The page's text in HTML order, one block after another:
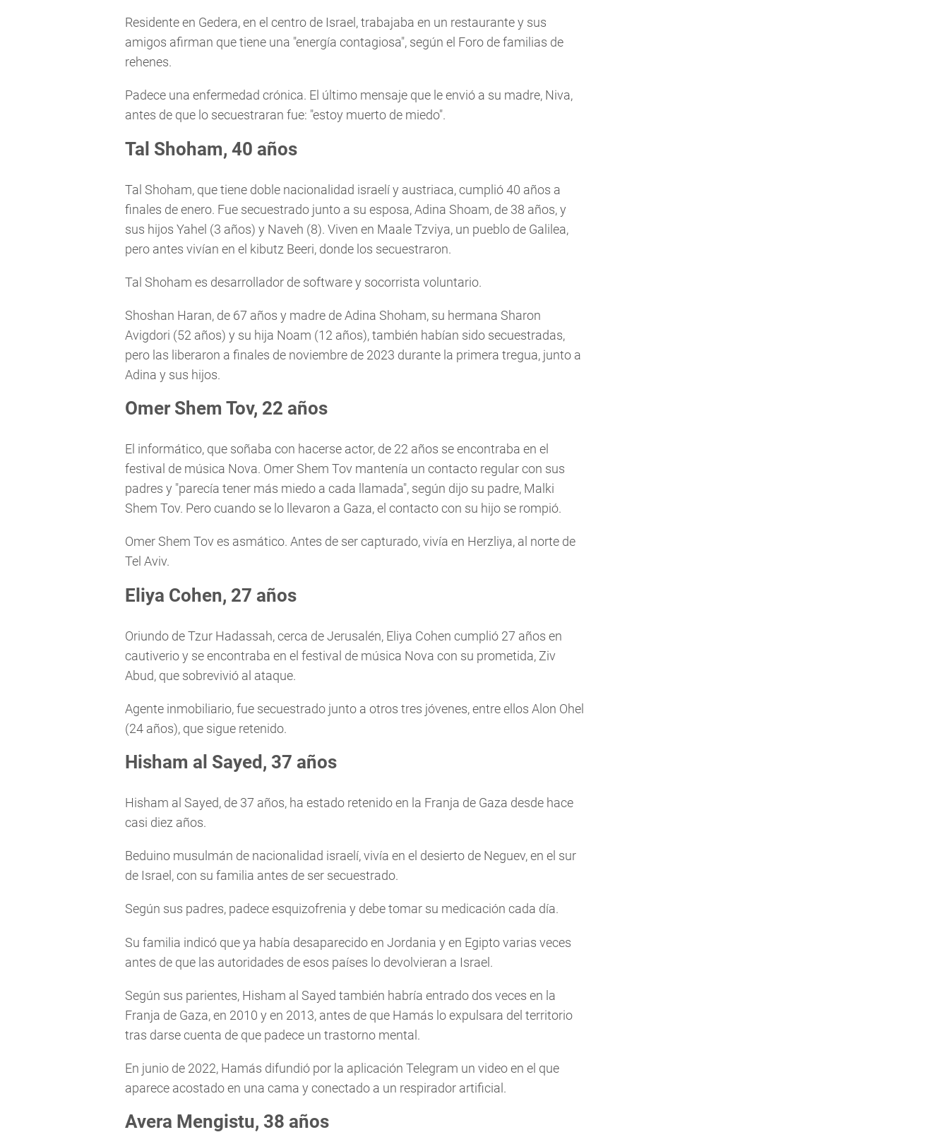
Residente en Gedera, en el centro de Israel, trabajaba en un restaurante y sus
amigos afirman que tiene una "energía contagiosa", según el Foro de familias de
rehenes.
Padece una enfermedad crónica. El último mensaje que le envió a su madre, Niva,
antes de que lo secuestraran fue: "estoy muerto de miedo".
Tal Shoham, 40 años
Tal Shoham, que tiene doble nacionalidad israelí y austriaca, cumplió 40 años a
finales de enero. Fue secuestrado junto a su esposa, Adina Shoam, de 38 años, y
sus hijos Yahel (3 años) y Naveh (8). Viven en Maale Tzviya, un pueblo de Galilea,
pero antes vivían en el kibutz Beeri, donde los secuestraron.
Tal Shoham es desarrollador de software y socorrista voluntario.
Shoshan Haran, de 67 años y madre de Adina Shoham, su hermana Sharon
Avigdori (52 años) y su hija Noam (12 años), también habían sido secuestradas,
pero las liberaron a finales de noviembre de 2023 durante la primera tregua, junto a
Adina y sus hijos.
Omer Shem Tov, 22 años
El informático, que soñaba con hacerse actor, de 22 años se encontraba en el
festival de música Nova. Omer Shem Tov mantenía un contacto regular con sus
padres y "parecía tener más miedo a cada llamada", según dijo su padre, Malki
Shem Tov. Pero cuando se lo llevaron a Gaza, el contacto con su hijo se rompió.
Omer Shem Tov es asmático. Antes de ser capturado, vivía en Herzliya, al norte de
Tel Aviv.
Eliya Cohen, 27 años
Oriundo de Tzur Hadassah, cerca de Jerusalén, Eliya Cohen cumplió 27 años en
cautiverio y se encontraba en el festival de música Nova con su prometida, Ziv
Abud, que sobrevivió al ataque.
Agente inmobiliario, fue secuestrado junto a otros tres jóvenes, entre ellos Alon Ohel
(24 años), que sigue retenido.
Hisham al Sayed, 37 años
Hisham al Sayed, de 37 años, ha estado retenido en la Franja de Gaza desde hace
casi diez años.
Beduino musulmán de nacionalidad israelí, vivía en el desierto de Neguev, en el sur
de Israel, con su familia antes de ser secuestrado.
Según sus padres, padece esquizofrenia y debe tomar su medicación cada día.
Su familia indicó que ya había desaparecido en Jordania y en Egipto varias veces
antes de que las autoridades de esos países lo devolvieran a Israel.
Según sus parientes, Hisham al Sayed también habría entrado dos veces en la
Franja de Gaza, en 2010 y en 2013, antes de que Hamás lo expulsara del territorio
tras darse cuenta de que padece un trastorno mental.
En junio de 2022, Hamás difundió por la aplicación Telegram un video en el que
aparece acostado en una cama y conectado a un respirador artificial.
Avera Mengistu, 38 años